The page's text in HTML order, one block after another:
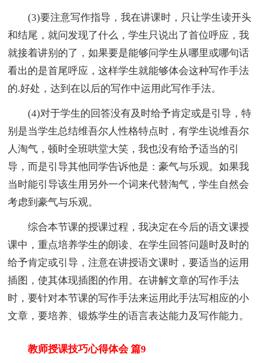
(3)要注意写作指导，我在讲课时，只让学生读开头
和结尾，就问发现了什么，学生只说出了首位呼应，我
就接着讲别的了，如果要是能够问学生从哪里或哪句话
看出的是首尾呼应，这样学生就能够体会这种写作手法
的.好处，达到在以后的写作中运用此写作手法。
(4)对于学生的回答没有及时给予肯定或是引导，特
别是当学生总结维吾尔人性格特点时，有学生说维吾尔
人淘气，顿时全班哄堂大笑，我也没有给予适当的引
导，而是引导其他同学告诉他是：豪气与乐观。如果我
当时能引导该生用另外一个词来代替淘气，学生自然会
考虑到豪气与乐观。
综合本节课的授课过程，我决定在今后的语文课授
课中，重点培养学生的朗读、在学生回答问题时及时的
给予肯定或引导，注意在讲授语文课时，要适当的运用
插图，使其体现插图的作用。在讲解文章的写作手法
时，要针对本节课的写作手法来运用此手法写相应的小
文章，要培养、锻炼学生的语言表达能力及写作能力。
教师授课技巧心得体会 篇9